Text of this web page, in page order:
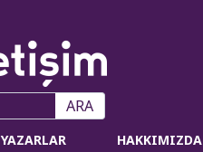
ARA
YAZARLAR HAKKIMIZDA